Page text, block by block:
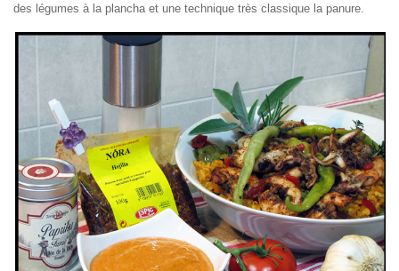
des légumes à la plancha et une technique très classique la panure.